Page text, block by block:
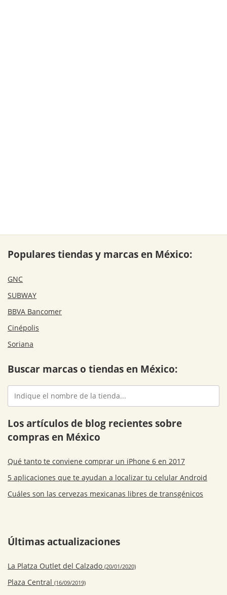
Populares tiendas y marcas en México:
GNC
SUBWAY
BBVA Bancomer
Cinépolis
Soriana
Buscar marcas o tiendas en México:
Los artículos de blog recientes sobre
compras en México
Qué tanto te conviene comprar un iPhone 6 en 2017
5 aplicaciones que te ayudan a localizar tu celular Android
Cuáles son las cervezas mexicanas libres de transgénicos
Últimas actualizaciones
La Platza Outlet del Calzado (20/01/2020)
Plaza Central (16/09/2019)